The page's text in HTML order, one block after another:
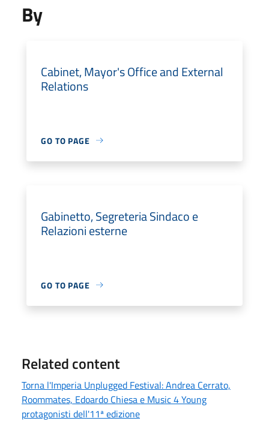
By
Cabinet, Mayor's Office and External
Relations
GO TO PAGE
Gabinetto, Segreteria Sindaco e
Relazioni esterne
GO TO PAGE
Related content
Torna l'Imperia Unplugged Festival: Andrea Cerrato,
Roommates, Edoardo Chiesa e Music 4 Young
protagonisti dell'11ª edizione